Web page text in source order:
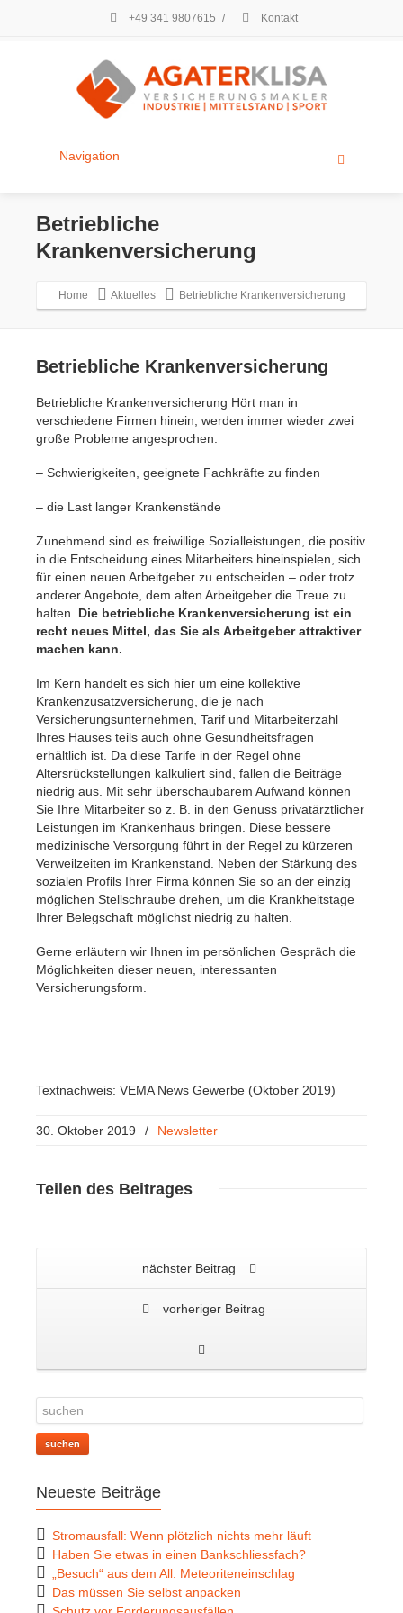
+49 341 9807615 / Kontakt
Navigation
Betriebliche
Krankenversicherung
Home Aktuelles Betriebliche Krankenversicherung
Betriebliche Krankenversicherung
Betriebliche Krankenversicherung Hört man in
verschiedene Firmen hinein, werden immer wieder zwei
große Probleme angesprochen:
– Schwierigkeiten, geeignete Fachkräfte zu finden
– die Last langer Krankenstände
Zunehmend sind es freiwillige Sozialleistungen, die positiv
in die Entscheidung eines Mitarbeiters hineinspielen, sich
für einen neuen Arbeitgeber zu entscheiden – oder trotz
anderer Angebote, dem alten Arbeitgeber die Treue zu
halten. Die betriebliche Krankenversicherung ist ein
recht neues Mittel, das Sie als Arbeitgeber attraktiver
machen kann.
Im Kern handelt es sich hier um eine kollektive
Krankenzusatzversicherung, die je nach
Versicherungsunternehmen, Tarif und Mitarbeiterzahl
Ihres Hauses teils auch ohne Gesundheitsfragen
erhältlich ist. Da diese Tarife in der Regel ohne
Altersrückstellungen kalkuliert sind, fallen die Beiträge
niedrig aus. Mit sehr überschaubarem Aufwand können
Sie Ihre Mitarbeiter so z. B. in den Genuss privatärztlicher
Leistungen im Krankenhaus bringen. Diese bessere
medizinische Versorgung führt in der Regel zu kürzeren
Verweilzeiten im Krankenstand. Neben der Stärkung des
sozialen Profils Ihrer Firma können Sie so an der einzig
möglichen Stellschraube drehen, um die Krankheitstage
Ihrer Belegschaft möglichst niedrig zu halten.
Gerne erläutern wir Ihnen im persönlichen Gespräch die
Möglichkeiten dieser neuen, interessanten
Versicherungsform.
Textnachweis: VEMA News Gewerbe (Oktober 2019)
30. Oktober 2019 / Newsletter
Teilen des Beitrages
nächster Beitrag
vorheriger Beitrag
suchen
Neueste Beiträge
Stromausfall: Wenn plötzlich nichts mehr läuft
Haben Sie etwas in einen Bankschliessfach?
„Besuch“ aus dem All: Meteoriteneinschlag
Das müssen Sie selbst anpacken